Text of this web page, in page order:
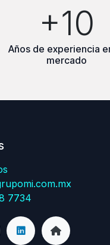
+10
Años de experiencia
mercado
7734